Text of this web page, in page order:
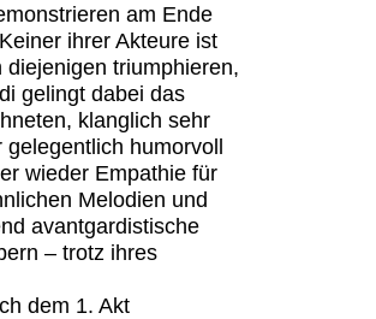
am Ende
ihrer Akteure ist
triumphieren,
gelingt dabei das
klanglich sehr
humorvoll
wieder Empathie für
Melodien und
avantgardistische
– trotz ihres
dem 1. Akt